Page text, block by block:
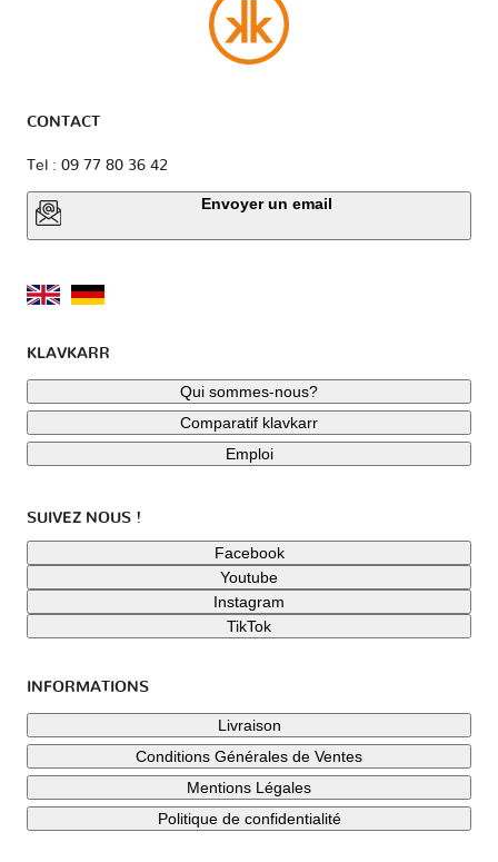
CONTACT
Tel : 09 77 80 36 42
Envoyer un email
KLAVKARR
Qui sommes-nous?
Comparatif klavkarr
Emploi
SUIVEZ NOUS !
Facebook
Youtube
Instagram
TikTok
INFORMATIONS
Livraison
Conditions Générales de Ventes
Mentions Légales
Politique de confidentialité